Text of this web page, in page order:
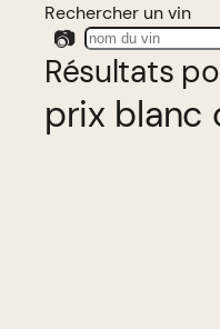
Rechercher un vin
📷
Résultats
prix blanc